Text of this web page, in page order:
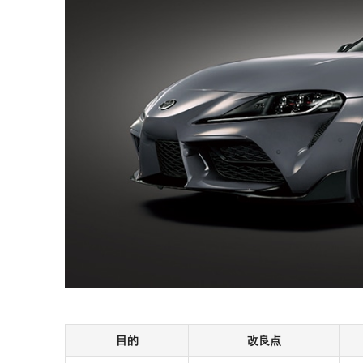
目的 改良点